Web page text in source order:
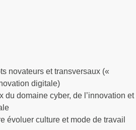
novateurs et transversaux («
digitale)
du domaine cyber, de l’innovation et
évoluer culture et mode de travail